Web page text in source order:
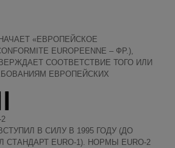
«ЕВРОПЕЙСКОЕ
EUROPEENNE – ФР.),
СООТВЕТСТВИЕ ТОГО ИЛИ
ЕВРОПЕЙСКИХ
В СИЛУ В 1995 ГОДУ (ДО
EURO-1). НОРМЫ EURO-2